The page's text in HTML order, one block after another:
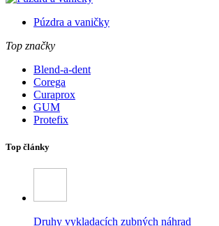
Púzdra a vaničky
Top značky
Blend-a-dent
Corega
Curaprox
GUM
Protefix
Top články
Druhy vykladacích zubných náhrad